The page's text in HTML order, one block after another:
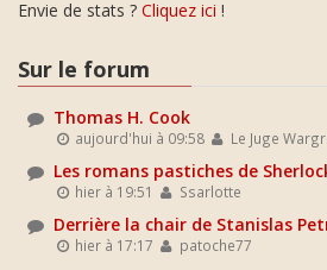
Envie de stats ? Cliquez ici !
Sur le forum
Thomas H. Cook
aujourd'hui à 09:58 Le Juge
Les romans pastiches de
hier à 19:51 Ssarlotte
Derrière la chair de Stanislas
hier à 17:17 patoche77